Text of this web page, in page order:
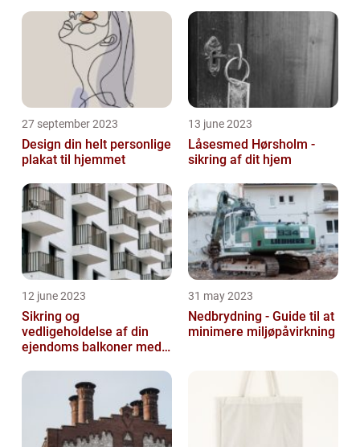
27 september 2023
Design din helt personlige
plakat til hjemmet
13 june 2023
Låsesmed Hørsholm -
sikring af dit hjem
12 june 2023
Sikring og
vedligeholdelse af din
ejendoms balkoner med
31 may 2023
Nedbrydning - Guide til at
minimere miljøpåvirkning